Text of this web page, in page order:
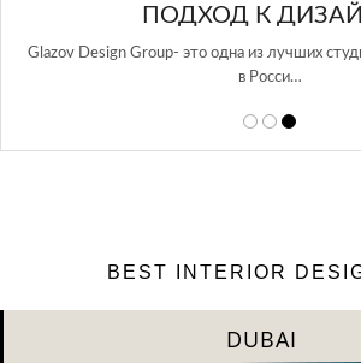
ПОДХОД К
Glazov Design Group- это одна из лучших
в Росси…
BEST INTERIOR
RIYAHD